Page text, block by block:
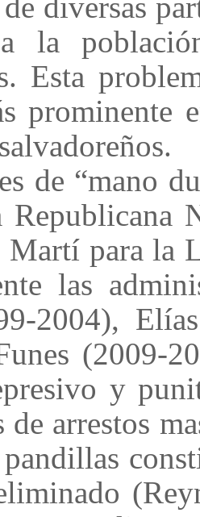
la
Esta
prominente
de “mano
Republicana
Martí para
las
2004),
(2009-
y
de arrestos